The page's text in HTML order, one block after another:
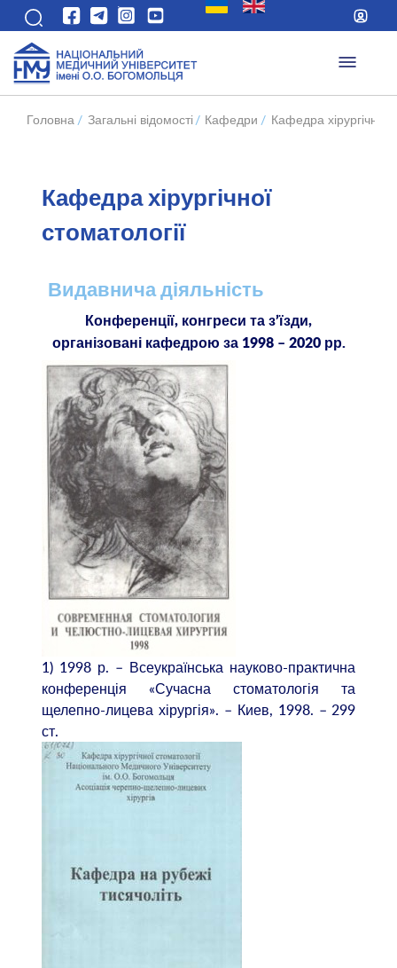
Головна / Загальні відомості / Кафедри / Кафедра хірургічної
Кафедра хірургічної
стоматології
Видавнича діяльність
Конференції, конгреси та з’їзди,
організовані кафедрою за 1998 – 2020 рр.
1) 1998 р. – Всеукраїнська науково-практична
конференція «Сучасна стоматологія та
щелепно-лицева хірургія». – Киев, 1998. – 299
ст.